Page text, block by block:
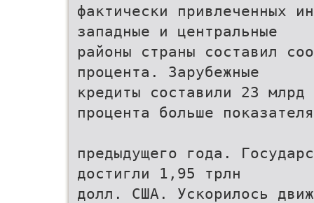
фактически привлеченных
западные и центральные
районы страны составил
процента. Зарубежные
кредиты составили 23
процента больше показателя
предыдущего года.
достигли 1,95 трлн
долл. США. Ускорилось